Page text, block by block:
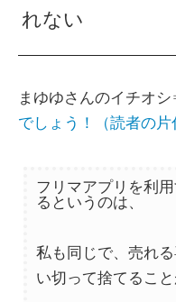
れない
まゆゆさんのイチオ
でしょう！（読者の片
フリマアプリを利
るというのは、
私も同じで、売れ
い切って捨てること